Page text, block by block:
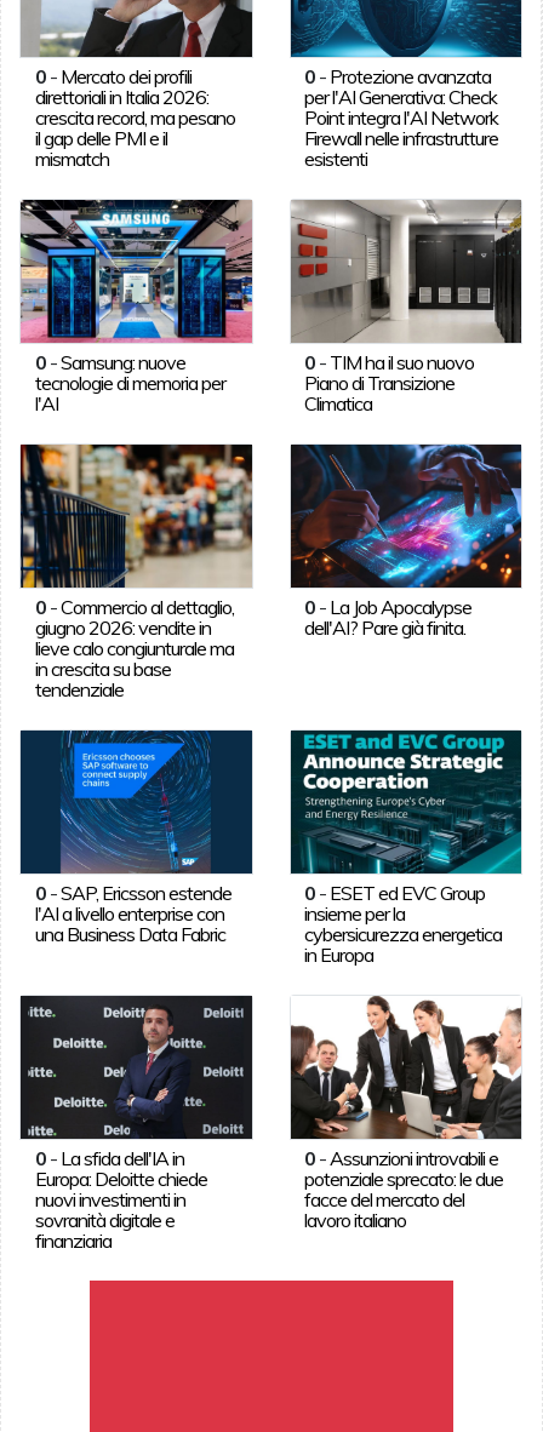
0- Mercato dei profili
direttoriali in Italia 2026:
crescita record, ma pesano
il gap delle PMI e il
mismatch
0 - Protezione avanzata
per l'AI Generativa: Check
Point integra l'AI Network
Firewall nelle infrastrutture
esistenti
0-Samsung: nuove
tecnologie di memoria per
l'AI
0 - TIM ha il suo nuovo
Piano di Transizione
Climatica
0-Commercio al dettaglio,
giugno 2026: vendite in
lieve calo congiunturale ma
in crescita su base
tendenziale
0 - La Job Apocalypse
dell'AI? Pare già finita.
0-SAP, Ericsson estende
l'AI a livello enterprise con
una Business Data Fabric
0 - ESET ed EVC Group
insieme per la
cybersicurezza energetica
in Europa
0- La sfida dell'IA in
Europa: Deloitte chiede
nuovi investimenti in
sovranità digitale e
finanziaria
0 - Assunzioni introvabili e
potenziale sprecato: le due
facce del mercato del
lavoro italiano